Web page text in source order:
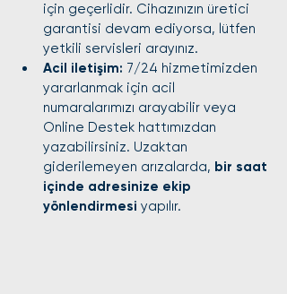
için geçerlidir. Cihazınızın üretici
garantisi devam ediyorsa, lütfen
yetkili servisleri arayınız.
Acil iletişim: 7/24 hizmetimizden
yararlanmak için acil
numaralarımızı arayabilir veya
Online Destek hattımızdan
yazabilirsiniz. Uzaktan
giderilemeyen arızalarda, bir saat
içinde adresinize ekip
yönlendirmesi yapılır.